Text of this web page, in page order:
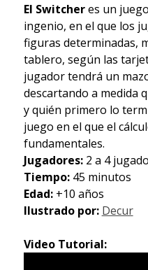
El Switcheres un
ingenio, en el que los
figuras determinadas,
tablero, según las
jugador tendrá un
descartando a medida
y quién primero lo
juego en el que el
fundamentales.
Jugadores: 2 a 4
Tiempo: 45 minutos
Edad: +10 años
Ilustrado por: Decur
Video Tutorial: